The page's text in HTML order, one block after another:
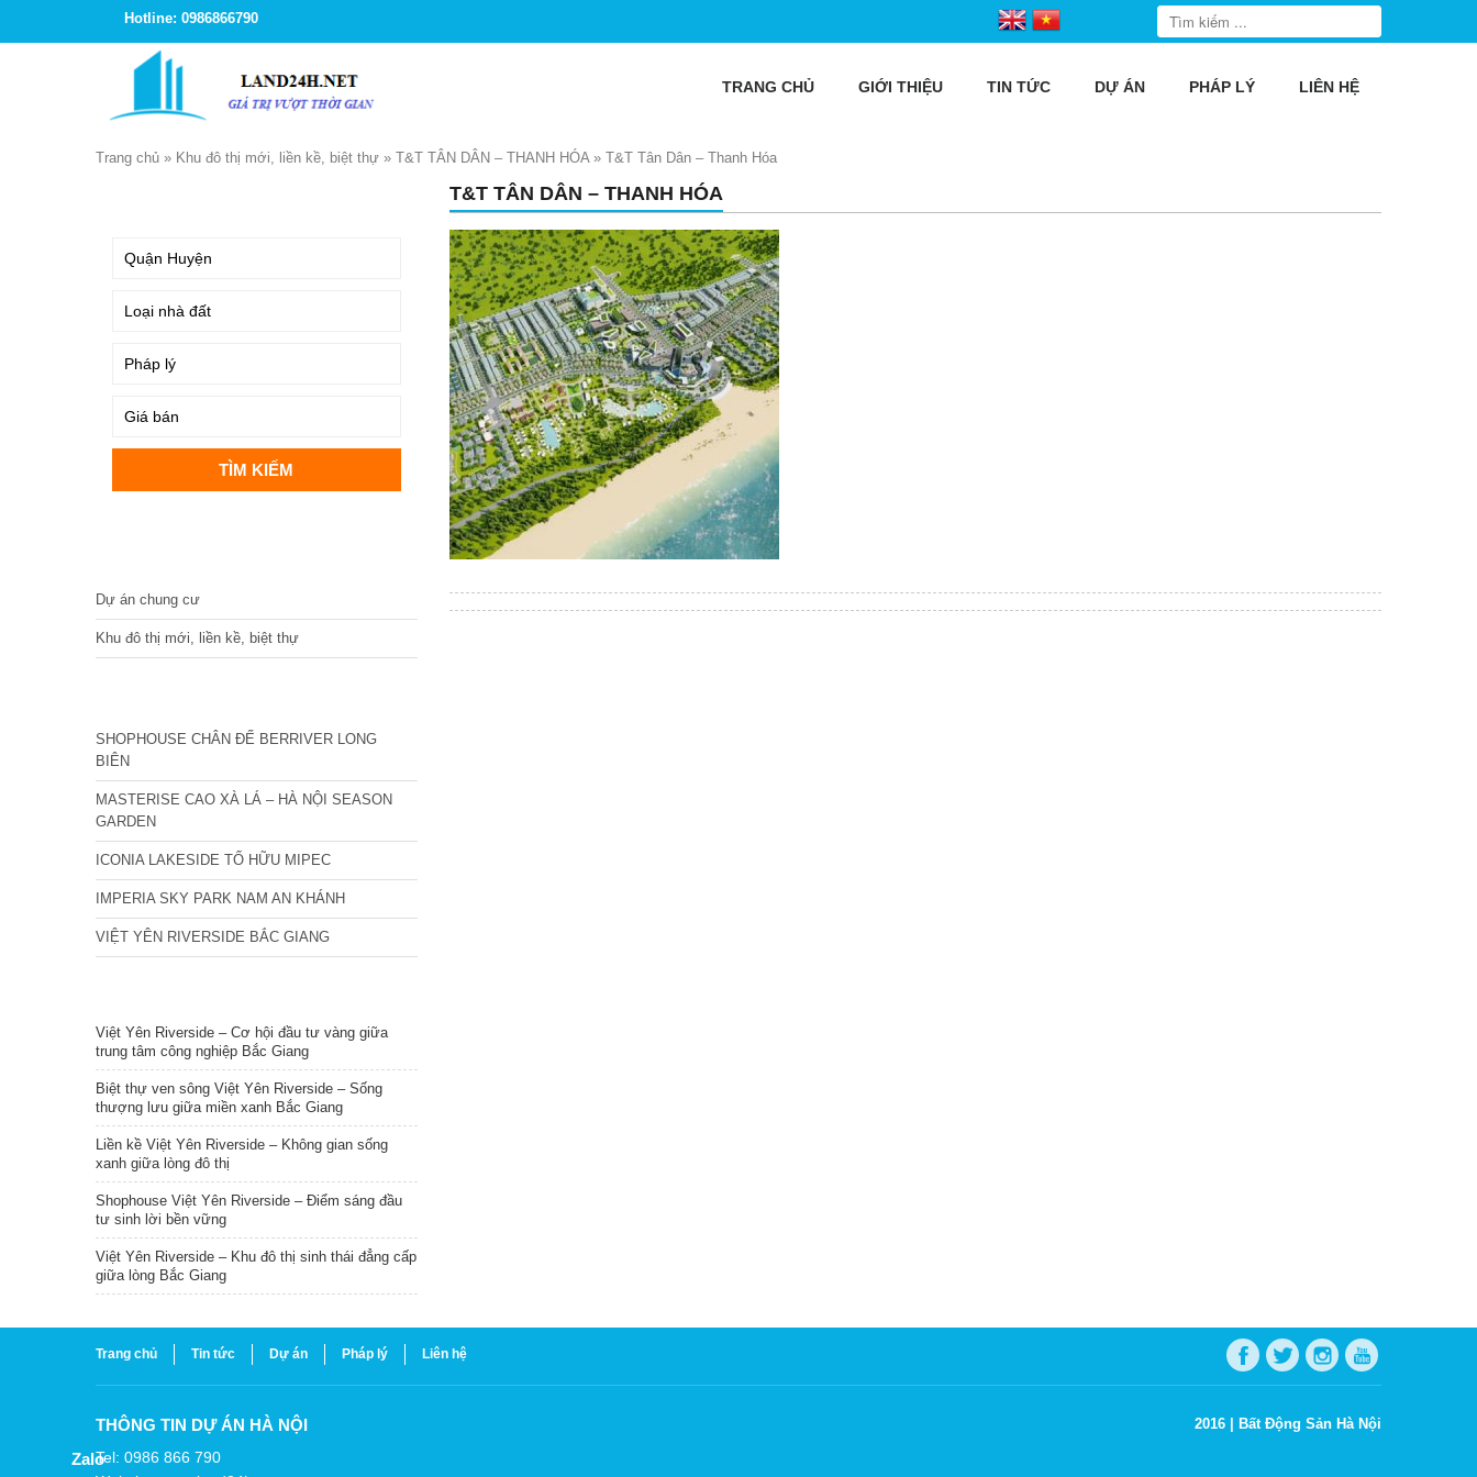
Hotline: 0986866790
TRANG CHỦ GIỚI THIỆU TIN TỨC DỰ ÁN PHÁP LÝ LIÊN HỆ
Trang chủ » Khu đô thị mới, liền kề, biệt thự » T&T TÂN DÂN – THANH HÓA» T&T Tân Dân – Thanh Hóa
T&T TÂN DÂN – THANH HÓA
Dự án chung cư
Khu đô thị mới, liền kề, biệt thự
SHOPHOUSE CHÂN ĐẾ BERRIVER LONG
BIÊN
MASTERISE CAO XÀ LÁ – HÀ NỘI SEASON
GARDEN
ICONIA LAKESIDE TỐ HỮU MIPEC
IMPERIA SKY PARK NAM AN KHÁNH
VIỆT YÊN RIVERSIDE BẮC GIANG
Việt Yên Riverside – Cơ hội đầu tư vàng giữa
trung tâm công nghiệp Bắc Giang
Biệt thự ven sông Việt Yên Riverside – Sống
thượng lưu giữa miền xanh Bắc Giang
Liền kề Việt Yên Riverside – Không gian sống
xanh giữa lòng đô thị
Shophouse Việt Yên Riverside – Điểm sáng đầu
tư sinh lời bền vững
Việt Yên Riverside – Khu đô thị sinh thái đẳng cấp
giữa lòng Bắc Giang
Trang chủ Tin tức Dự án Pháp lý Liên hệ
THÔNG TIN DỰ ÁN HÀ NỘI
Tel: 0986 866 790
2016 | Bất Động Sản Hà Nội
Zalo